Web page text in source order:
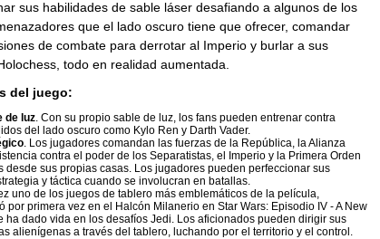
sus habilidades de sable láser desafiando a algunos de los
que el lado oscuro tiene que ofrecer, comandar
de combate para derrotar al Imperio y burlar a sus
todo en realidad aumentada.
del juego:
de luz. Con su propio sable de luz, los fans pueden entrenar contra
del lado oscuro como Kylo Ren y Darth Vader.
. Los jugadores comandan las fuerzas de la República, la Alianza
contra el poder de los Separatistas, el Imperio y la Primera Orden
desde sus propias casas. Los jugadores pueden perfeccionar sus
y táctica cuando se involucran en batallas.
uno de los juegos de tablero más emblemáticos de la película,
por primera vez en el Halcón Milanerio en Star Wars: Episodio IV - A New
ha dado vida en los desafíos Jedi. Los aficionados pueden dirigir sus
alienígenas a través del tablero, luchando por el territorio y el control.